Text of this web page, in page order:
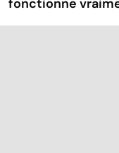
fonctionne